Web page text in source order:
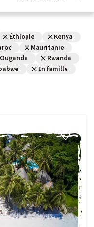
Pied
du Monde
et Immersion
Éthiopie
Kenya
Mauritanie
Ouganda
Rwanda
En famille